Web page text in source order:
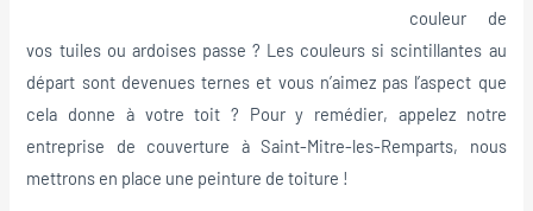
couleur de
vos tuiles ou ardoises passe ? Les couleurs si scintillantes au
départ sont devenues ternes et vous n’aimez pas l’aspect que
cela donne à votre toit ? Pour y remédier, appelez notre
entreprise de couverture à Saint-Mitre-les-Remparts, nous
mettrons en place une peinture de toiture !